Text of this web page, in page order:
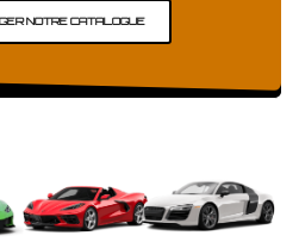
NOTRE CATALOGUE